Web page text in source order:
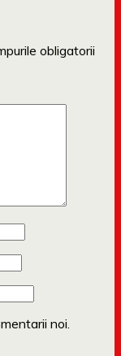
obligatorii
noi.